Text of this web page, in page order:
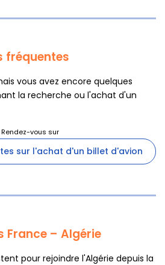
fréquentes
vous avez encore quelques
la recherche ou l'achat d'un
sur l'achat d'un billet d'avion
France – Algérie
pour rejoindre l'Algérie depuis la